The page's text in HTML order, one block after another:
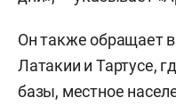
Он также обращает
Латакии и Тартусе,
базы, местное